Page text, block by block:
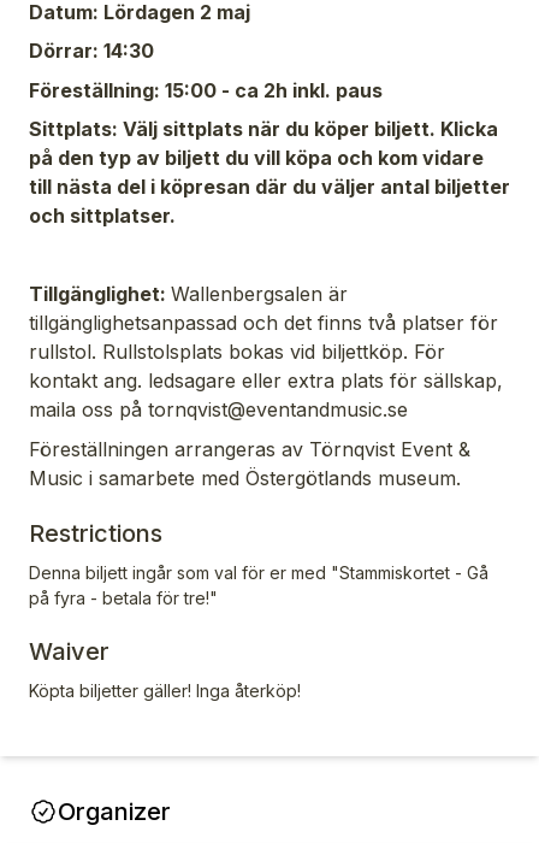
Datum: Lördagen 2 maj
Dörrar: 14:30
Föreställning: 15:00 - ca 2h inkl. paus
Sittplats: Välj sittplats när du köper biljett. Klicka
på den typ av biljett du vill köpa och kom vidare
till nästa del i köpresan där du väljer antal biljetter
och sittplatser.
Tillgänglighet: Wallenbergsalen är
tillgänglighetsanpassad och det finns två platser för
rullstol. Rullstolsplats bokas vid biljettköp. För
kontakt ang. ledsagare eller extra plats för sällskap,
maila oss på tornqvist@eventandmusic.se
Föreställningen arrangeras av Törnqvist Event &
Music i samarbete med Östergötlands museum.
Restrictions
Denna biljett ingår som val för er med "Stammiskortet - Gå
på fyra - betala för tre!"
Waiver
Köpta biljetter gäller! Inga återköp!
Organizer